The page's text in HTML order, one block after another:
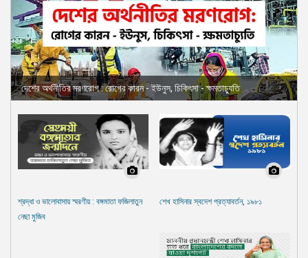
সহিংসতা
সংগঠন
নির্বাচনী
ইশতেহার
দেশের অর্থনীতির মরণরোগ : রোগের কারন - ইউনুস, চিকিৎসা - ক্ষমতাচ্যুতি
শ্রদ্ধা ও ভালোবাসায় স্মরণীয় : বঙ্গমাতা ফজিলাতুন
নেছা মুজিব
শেখ হাসিনার স্বদেশ প্রত্যাবর্তন, ১৯৮১